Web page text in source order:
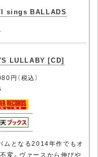
sings BALLADS
LULLABY [CD]
（税込）
ムとなる2014年作でもオ
変。ヴァースから伸びや